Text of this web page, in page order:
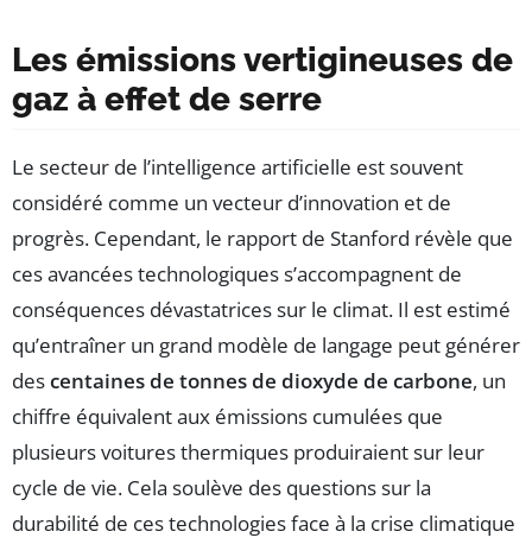
Les émissions vertigineuses de
gaz à effet de serre
Le secteur de l’intelligence artificielle est souvent
considéré comme un vecteur d’innovation et de
progrès. Cependant, le rapport de Stanford révèle que
ces avancées technologiques s’accompagnent de
conséquences dévastatrices sur le climat. Il est estimé
qu’entraîner un grand modèle de langage peut générer
descentaines de tonnes de dioxyde de carbone, un
chiffre équivalent aux émissions cumulées que
plusieurs voitures thermiques produiraient sur leur
cycle de vie. Cela soulève des questions sur la
durabilité de ces technologies face à la crise climatique